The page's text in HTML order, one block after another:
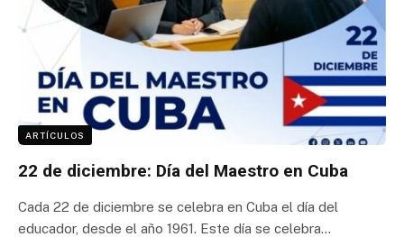
ARTÍCULOS
22 de diciembre: Día del Maestro en Cuba
Cada 22 de diciembre se celebra en Cuba el día del
educador, desde el año 1961. Este día se celebra…